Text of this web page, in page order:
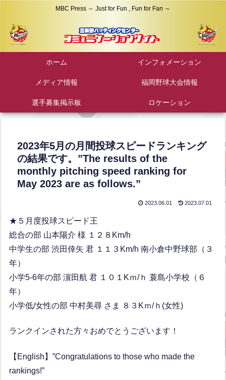
MBC Press ～ Just for Fun , Fun for Fan ～
ホーム インフォメーション
メディア情報 福岡野球大会情報
選手募集掲示板 ロケーション
2023年5月の月間投球スピードランキング
の結果です。”The results of the
monthly pitching speed ranking for
May 2023 are as follows.”
2023.06.01 2023.07.01
★５月度投球スピード王
総合の部 山本陽介 様 １２８Km/h
中学生の部 渋田倖矢 君 １１３Km/h 南小倉中野球部（３
年）
小学5-6年の部 濵田航 君 １０１Kｍ/ｈ 蓑島小学校（６
年）
小学低/女性の部 中村美尋 さま ８３Kｍ/ｈ(女性)
ランクインされた方々おめでとうございます！
【English】”Congratulations to those who made the
rankings!”